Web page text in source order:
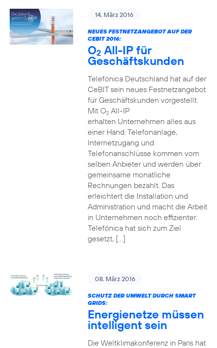
14. März 2016
NEUES FESTNETZANGEBOT AUF DER
CEBIT 2016:
O2 All-IP für
Geschäftskunden
Telefónica Deutschland hat auf der
CeBIT sein neues Festnetzangebot
für Geschäftskunden vorgestellt.
Mit O2All-IP
erhalten Unternehmen alles aus
einer Hand: Telefonanlage,
Internetzugang und
Telefonanschlüsse kommen vom
selben Anbieter und werden über
gemeinsame monatliche
Rechnungen bezahlt. Das
erleichtert die Installation und
Administration und macht die Arbeit
in Unternehmen noch effizienter.
Telefónica hat sich zum Ziel
gesetzt, […]
08. März 2016
SCHUTZ DER UMWELT DURCH SMART
GRIDS:
Energienetze müssen
intelligent sein
Die Weltklimakonferenz in Paris hat